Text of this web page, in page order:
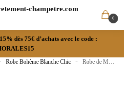
0
dès 75€ d’achats avec le code :
Robe Bohème Blanche Chic » Robe de Mariée Bohème Florale Fluide – Clarence